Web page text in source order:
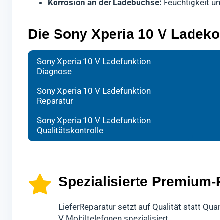
Korrosion an der Ladebuchse: Feuchtigkeit
Die Sony Xperia 10 V
Sony Xperia 10 V Ladefunktion
Diagnose
Sony Xperia 10 V Ladefunktion
Reparatur
Sony Xperia 10 V Ladefunktion
Qualitätskontrolle
Spezialisierte
LieferReparatur setzt auf Qualität statt
V Mobiltelefonen spezialisiert.